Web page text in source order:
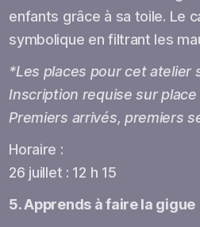
enfants grâce à sa toile. Le
symbolique en filtrant les
*Les places pour cet atelier
Inscription requise sur place
Premiers arrivés, premiers
Horaire :
26 juillet : 12 h 15
5. Apprends à faire la gigue